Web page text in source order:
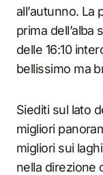
all’autunno.
prima dell’alba
delle 16:10
bellissimo ma
Siediti sul lato
migliori
migliori sui
nella direzione